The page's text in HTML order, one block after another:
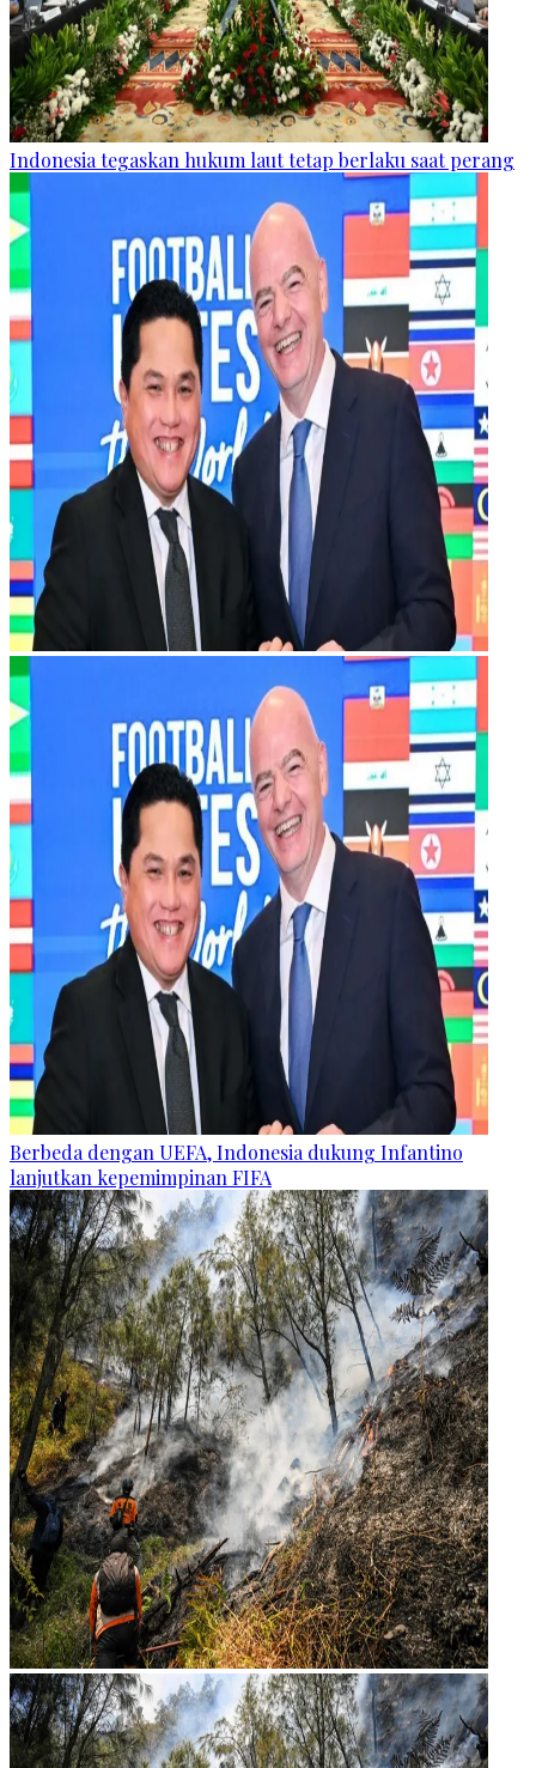
Indonesia tegaskan hukum laut tetap berlaku saat perang
Berbeda dengan UEFA, Indonesia dukung Infantino
lanjutkan kepemimpinan FIFA